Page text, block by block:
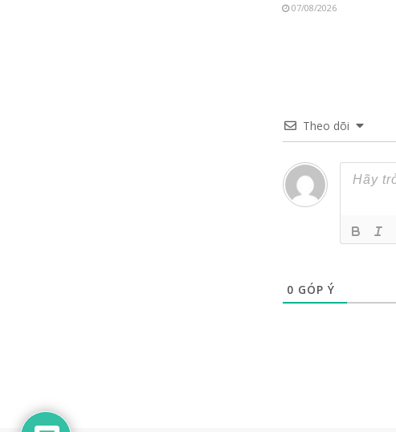
07/08/2026
Theo dõi
0 GÓP Ý